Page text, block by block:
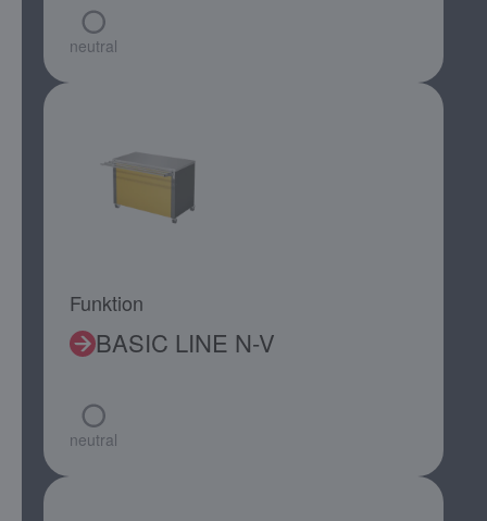
neutral
Funktion
BASIC LINE N-V
neutral